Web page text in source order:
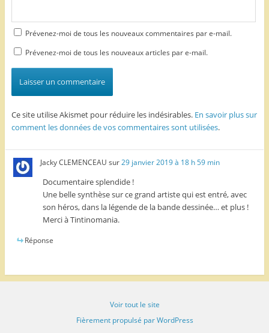
Prévenez-moi de tous les nouveaux commentaires par e-mail.
Prévenez-moi de tous les nouveaux articles par e-mail.
Ce site utilise Akismet pour réduire les indésirables. En savoir plus sur
comment les données de vos commentaires sont utilisées.
Jacky CLEMENCEAU sur29 janvier 2019 à 18 h 59 min
Documentaire splendide !
Une belle synthèse sur ce grand artiste qui est entré, avec
son héros, dans la légende de la bande dessinée… et plus !
Merci à Tintinomania.
Réponse
Voir tout le site
Fièrement propulsé par WordPress